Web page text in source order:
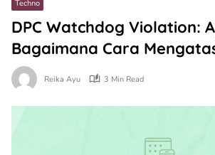
Techno
DPC Watchdog Violation:
Bagaimana Cara
Reika Ayu 3 Min Read